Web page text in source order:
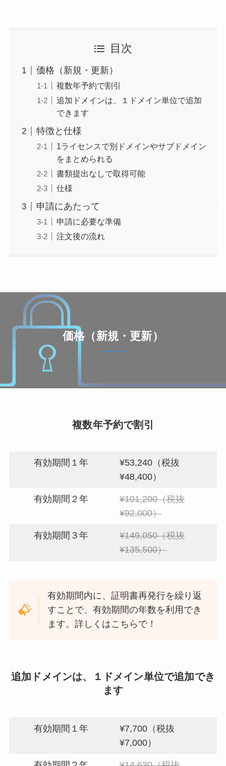
目次
価格（新規・更新）
複数年予約で割引
追加ドメインは、１ドメイン単位で追加
できます
特徴と仕様
1ライセンスで別ドメインやサブドメイン
をまとめられる
書類提出なしで取得可能
仕様
申請にあたって
申請に必要な準備
注文後の流れ
価格（新規・更新）
複数年予約で割引
有効期間１年
¥53,240（税抜
¥48,400）
有効期間２年
¥101,200（税抜
¥92,000）
有効期間３年
¥149,050（税抜
¥135,500）
有効期間内に、証明書再発行を繰り返
すことで、有効期間の年数を利用でき
ます。詳しくはこちらで！
追加ドメインは、１ドメイン単位で追加でき
ます
有効期間１年
¥7,700（税抜
¥7,000）